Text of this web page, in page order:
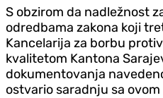
S obzirom da nadležnost
odredbama zakona koji
Kancelarija za borbu
kvalitetom Kantona
dokumentovanja
ostvario saradnju sa